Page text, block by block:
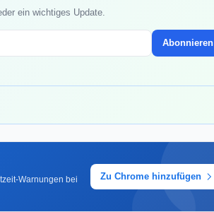
ein wichtiges Update.
Abonnieren
Warnungen bei
Zu Chrome hinzufügen